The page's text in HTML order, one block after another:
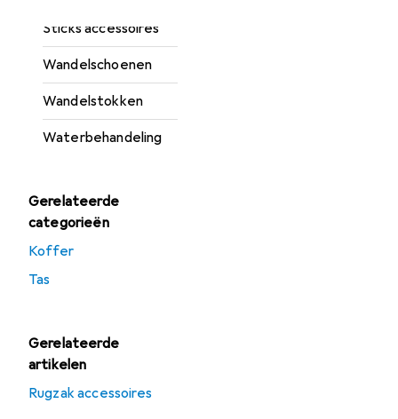
Sticks accessoires
Wandelschoenen
Wandelstokken
Waterbehandeling
Gerelateerde
categorieën
Koffer
Tas
Gerelateerde
artikelen
Rugzak accessoires